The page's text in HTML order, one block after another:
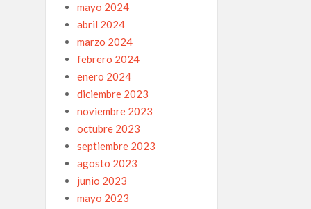
mayo 2024
abril 2024
marzo 2024
febrero 2024
enero 2024
diciembre 2023
noviembre 2023
octubre 2023
septiembre 2023
agosto 2023
junio 2023
mayo 2023